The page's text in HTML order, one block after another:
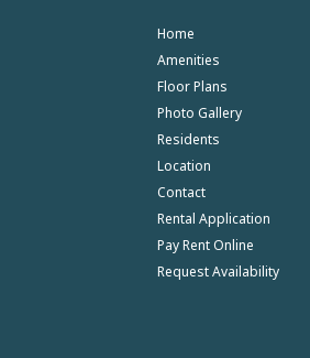
Home
Amenities
Floor Plans
Photo Gallery
Residents
Location
Contact
Rental Application
Pay Rent Online
Request Availability